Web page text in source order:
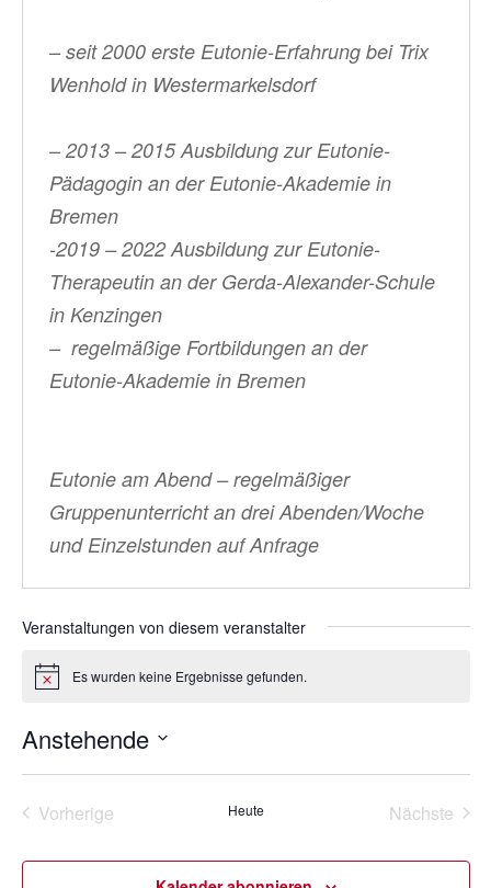
– seit 2000 erste Eutonie-Erfahrung bei Trix
Wenhold in Westermarkelsdorf
– 2013 – 2015 Ausbildung zur Eutonie-
Pädagogin an der Eutonie-Akademie in
Bremen
-2019 – 2022 Ausbildung zur Eutonie-
Therapeutin an der Gerda-Alexander-Schule
in Kenzingen
– regelmäßige Fortbildungen an der
Eutonie-Akademie in Bremen
Eutonie am Abend – regelmäßiger
Gruppenunterricht an drei Abenden/Woche
und Einzelstunden auf Anfrage
Veranstaltungen von diesem veranstalter
H
w
e
i
Es wurden keine Ergebnisse gefunden.
Anstehende
t Vorherige
Heute
Nächste